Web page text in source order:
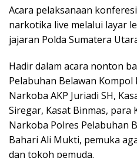
Acara pelaksanaan
narkotika live melalui layar
jajaran Polda Sumatera
Hadir dalam acara nonton
Pelabuhan Belawan Kompol
Narkoba AKP Juriadi SH,
Siregar, Kasat Binmas, para
Narkoba Polres Pelabuhan
Bahari Ali Mukti, pemuka
dan tokoh pemuda.